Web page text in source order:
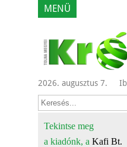
MENÜ
2026. augusztus 7.
Tekintse meg
a kiadónk, a Kafi Bt.